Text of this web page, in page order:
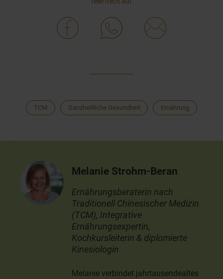
TCM Ganzheitliche Gesundheit Ernährung
Melanie Strohm-Beran
Ernährungsberaterin nach
Traditionell Chinesischer Medizin
(TCM), Integrative
Ernährungsexpertin,
Kochkursleiterin & diplomierte
Kinesiologin
Melanie verbindet jahrtausendealtes